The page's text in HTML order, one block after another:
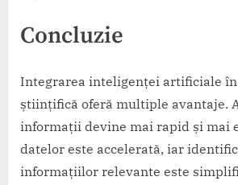
Concluzie
Integrarea inteligenței artificiale în
științifică oferă multiple avantaje.
informații devine mai rapid și mai
datelor este accelerată, iar
informațiilor relevante este